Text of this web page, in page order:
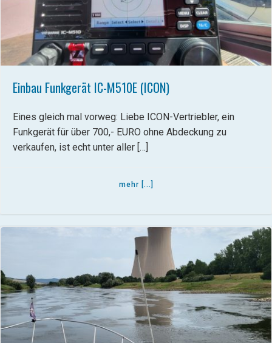
Einbau Funkgerät IC-M510E (ICON)
Eines gleich mal vorweg: Liebe ICON-Vertriebler, ein
Funkgerät für über 700,- EURO ohne Abdeckung zu
verkaufen, ist echt unter aller […]
mehr [...]